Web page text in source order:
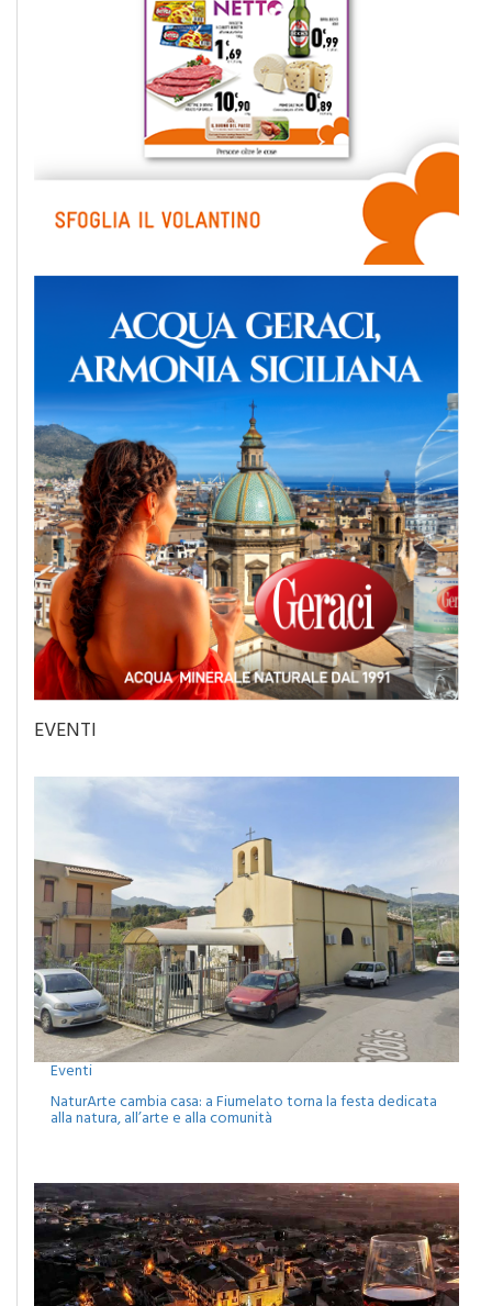
Eventi
NaturArte cambia casa: a Fiumelato torna la festa dedicata